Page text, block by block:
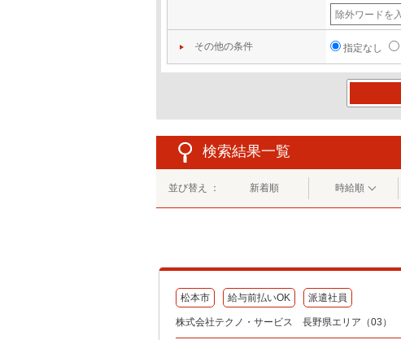
その他の条件 指定なし
検索結果一覧
並び替え ： 新着順 時給順
松本市 給与前払いOK 派遣社員
株式会社テクノ・サービス 長野県エリア（03）